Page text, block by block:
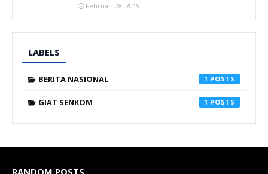
Februari 28, 2019
LABELS
BERITA NASIONAL 1
GIAT SENKOM 1
RANDOM POSTS